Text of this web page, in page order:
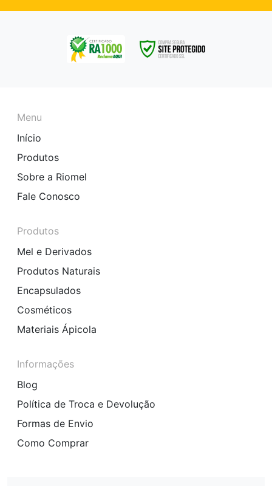
Menu
Início
Produtos
Sobre a Riomel
Fale Conosco
Produtos
Mel e Derivados
Produtos Naturais
Encapsulados
Cosméticos
Materiais Ápicola
Informações
Blog
Política de Troca e Devolução
Formas de Envio
Como Comprar